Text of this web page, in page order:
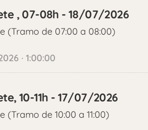
, 07-08h - 18/07/2026
(Tramo de 07:00 a 08:00)
· 1:00:00
10-11h - 17/07/2026
(Tramo de 10:00 a 11:00)